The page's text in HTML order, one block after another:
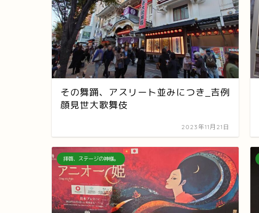
その舞踊、アスリート並みにつき_吉例
顔見世大歌舞伎
2023年11月21日
拝啓、ステージの神様。